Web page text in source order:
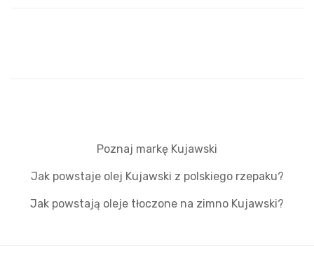
Poznaj markę Kujawski
Jak powstaje olej Kujawski z polskiego rzepaku?
Jak powstają oleje tłoczone na zimno Kujawski?